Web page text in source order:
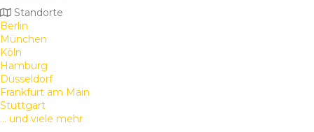
Standorte
Berlin
München
Köln
Hamburg
Düsseldorf
Frankfurt am Main
Stuttgart
... und viele mehr